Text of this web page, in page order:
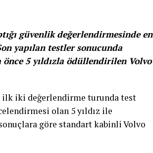
güvenlik değerlendirmesinde en
yapılan testler sonucunda
5 yıldızla ödüllendirilen Volvo
ilk iki değerlendirme turunda test
olan 5 yıldız ile
göre standart kabinli Volvo